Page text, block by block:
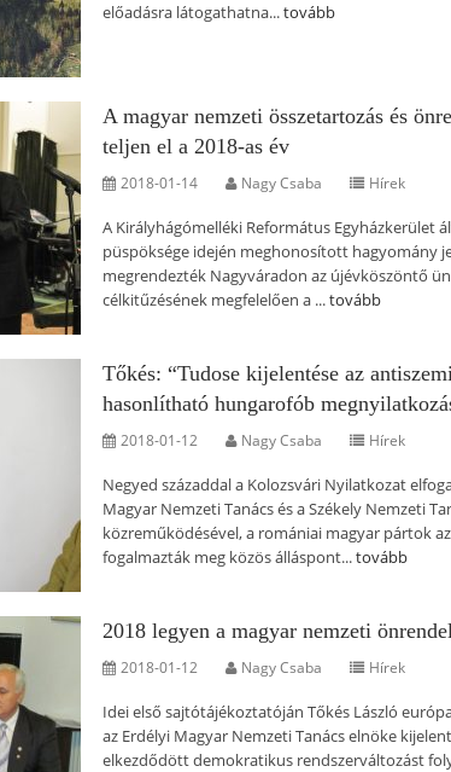
előadásra látogathatna...tovább
A magyar nemzeti összetartozás és
teljen el a 2018-as év
2018-01-14 Nagy Csaba Hírek
A Királyhágómelléki Református Egyházkerület
püspöksége idején meghonosított hagyomány
megrendezték Nagyváradon az újévköszöntő
célkitűzésének megfelelően a ...tovább
Tőkés: “Tudose kijelentése az
hasonlítható hungarofób
2018-01-12 Nagy Csaba Hírek
Negyed századdal a Kolozsvári Nyilatkozat
Magyar Nemzeti Tanács és a Székely Nemzeti
közreműködésével, a romániai magyar pártok
fogalmazták meg közös álláspont...tovább
2018 legyen a magyar nemzeti
2018-01-12 Nagy Csaba Hírek
Idei első sajtótájékoztatóján Tőkés László
az Erdélyi Magyar Nemzeti Tanács elnöke
elkezdődött demokratikus rendszerváltozást